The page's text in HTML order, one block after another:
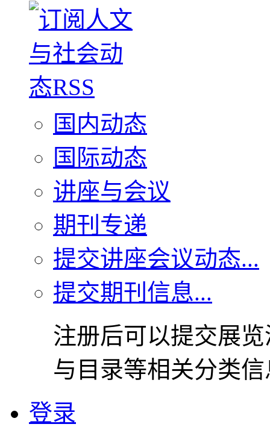
国内动态
国际动态
讲座与会议
期刊专递
提交讲座会议动态...
提交期刊信息...
注册后可以提交展
与目录等相关分类
登录